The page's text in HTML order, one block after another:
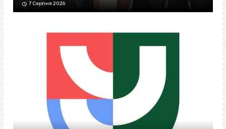
7 Серпня 2026